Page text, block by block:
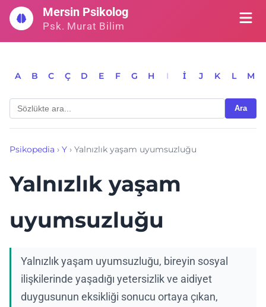
İçeriğe
geç
Mersin Psikolog
Psk. Murat Bilim
A B C Ç D E F G H I İ J K L M
Ara
Psikopedia › Y › Yalnızlık yaşam uyumsuzluğu
Yalnızlık yaşam
uyumsuzluğu
Yalnızlık yaşam uyumsuzluğu, bireyin sosyal
ilişkilerinde yaşadığı yetersizlik ve aidiyet
duygusunun eksikliği sonucu ortaya çıkan,